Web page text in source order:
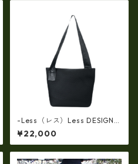
-Less（レス）Less DESIGN
(レスデザイン)ダブルラッセル
ダイヤメッシュx牛革 Mサイ
ズ・ショルダートートバッ
¥22,000